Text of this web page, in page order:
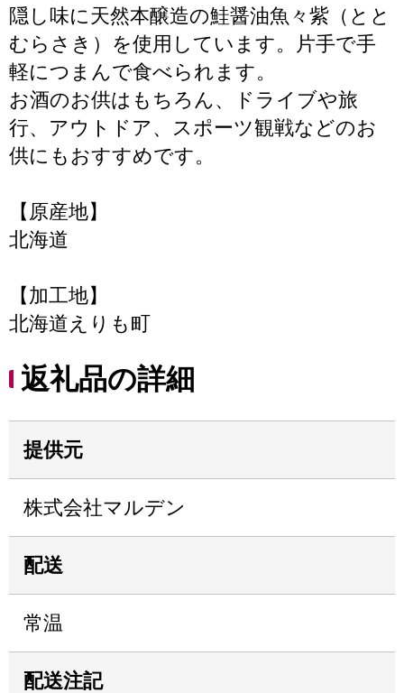
隠し味に天然本醸造の鮭醤油魚々紫（とと
むらさき）を使用しています。片手で手
軽につまんで食べられます。
お酒のお供はもちろん、ドライブや旅
行、アウトドア、スポーツ観戦などのお
供にもおすすめです。
【原産地】
北海道
【加工地】
北海道えりも町
返礼品の詳細
提供元
株式会社マルデン
配送
常温
配送注記